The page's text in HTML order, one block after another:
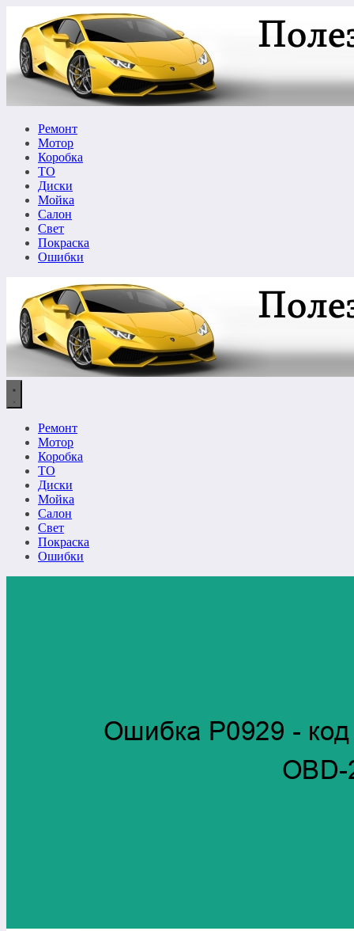
содержимому
Ремонт
Мотор
Коробка
ТО
Диски
Мойка
Салон
Свет
Покраска
Ошибки
Ремонт
Мотор
Коробка
ТО
Диски
Мойка
Салон
Свет
Покраска
Ошибки